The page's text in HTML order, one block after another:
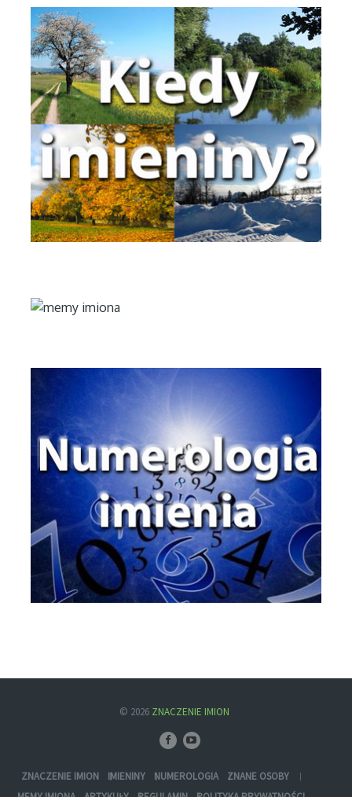
© 2026 ZNACZENIE IMION
ZNACZENIE IMION IMIENINY NUMEROLOGIA
ZNANE OSOBY